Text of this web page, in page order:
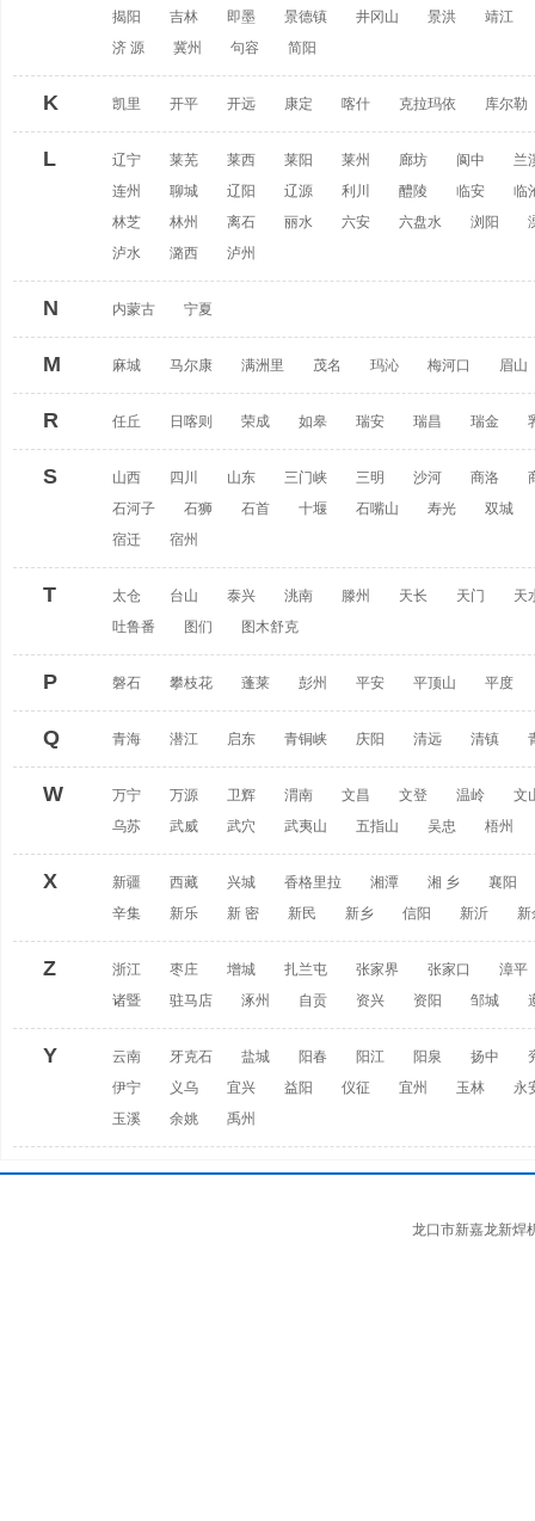
揭阳
吉林 即墨 景德镇 井冈山 景洪
靖江
济 源
冀州 句容 简阳
K 凯里 开平 开远 康定 喀什 克拉玛依 库尔勒
L 辽宁 莱芜 莱西 莱阳 莱州 廊坊 阆中
兰
连州
聊城 辽阳 辽源 利川 醴陵 临安
临
林芝
林州 离石 丽水 六安 六盘水 浏阳
泸水
潞西 泸州
N 内蒙古 宁夏
M 麻城 马尔康 满洲里 茂名 玛沁 梅河口 眉山
R 任丘 日喀则 荣成 如皋 瑞安 瑞昌 瑞金
S 山西 四川 山东 三门峡 三明 沙河 商洛
石河子
石狮 石首 十堰 石嘴山 寿光
双城
宿迁
宿州
T 太仓 台山 泰兴 洮南 滕州 天长 天门
天
吐鲁番
图们 图木舒克
P 磐石 攀枝花 蓬莱 彭州 平安 平顶山 平度
Q 青海 潜江 启东 青铜峡 庆阳 清远 清镇
W 万宁 万源 卫辉 渭南 文昌 文登 温岭
文
乌苏
武威 武穴 武夷山 五指山 吴忠 梧州
X 新疆 西藏 兴城 香格里拉 湘潭 湘 乡
襄阳
辛集
新乐 新 密 新民 新乡 信阳 新沂 新
Z 浙江 枣庄 增城 扎兰屯 张家界 张家口
漳平
诸暨
驻马店 涿州 自贡 资兴 资阳 邹城
Y 云南 牙克石 盐城 阳春 阳江 阳泉 扬中
伊宁
义乌 宜兴 益阳 仪征 宜州 玉林
永
玉溪
余姚 禹州
龙口市新嘉龙新焊